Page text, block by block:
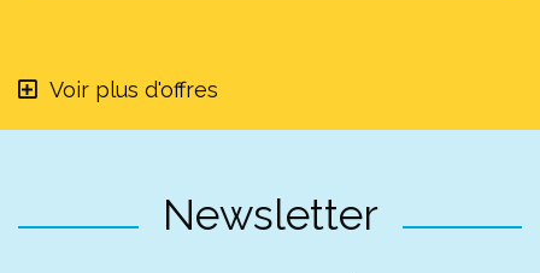
Voir plus d'offres
Newsletter